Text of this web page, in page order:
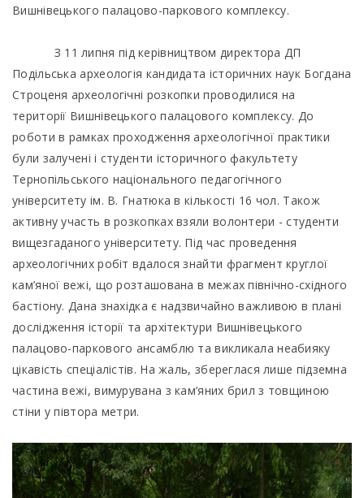
Вишнівецького палацово-паркового комплексу.
З 11 липня під керівництвом директора ДП
Подільська археологія кандидата історичних наук Богдана
Строценя археологічні розкопки проводилися на
території Вишнівецького палацового комплексу. До
роботи в рамках проходження археологічної практики
були залучені і студенти історичного факультету
Тернопільського національного педагогічного
університету ім. В. Гнатюка в кількості 16 чол. Також
активну участь в розкопках взяли волонтери - студенти
вищезгаданого університету. Під час проведення
археологічних робіт вдалося знайти фрагмент круглої
кам’яної вежі, що розташована в межах північно-східного
бастіону. Дана знахідка є надзвичайно важливою в плані
дослідження історії та архітектури Вишнівецького
палацово-паркового ансамблю та викликала неабияку
цікавість спеціалістів. На жаль, збереглася лише підземна
частина вежі, вимурувана з кам’яних брил з товщиною
стіни у півтора метри.